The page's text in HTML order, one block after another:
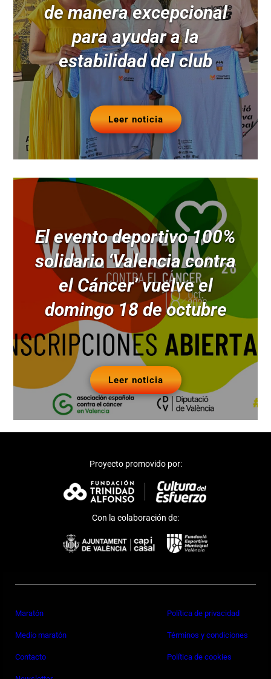
de manera excepcional
para ayudar a la
estabilidad del club
Leer noticia
El evento deportivo 100%
solidario ‘Valencia contra
el Cáncer’ vuelve el
domingo 18 de octubre
Leer noticia
Proyecto promovido por:
Con la colaboración de:
Maratón
Medio maratón
Contacto
Política de privacidad
Términos y condiciones
Política de cookies